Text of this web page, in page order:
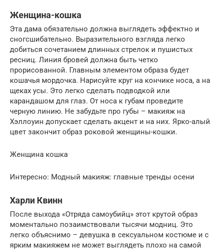
Женщина-кошка
Эта дама обязательно должна выглядеть эффектно и
сногсшибательно. Выразительного взгляда легко
добиться сочетанием длинных стрелок и пушистых
ресниц. Линия бровей должна быть четко
прорисованной. Главным элементом образа будет
кошачья мордочка. Нарисуйте круг на кончике носа, а на
щеках усы. Это легко сделать подводкой или
карандашом для глаз. От носа к губам проведите
черную линию. Не забудьте про губы – макияж на
Хэллоуин допускает сделать акцент и на них. Ярко-алый
цвет закончит образ роковой женщины-кошки.
Женщина кошка
Интересно: Модный макияж: главные тренды осени
Харли Квинн
После выхода «Отряда самоубийц» этот крутой образ
моментально позаимствовали тысячи модниц. Это
легко объяснимо – девушка в сексуальном костюме и с
ярким макияжем не может выглядеть плохо на самой